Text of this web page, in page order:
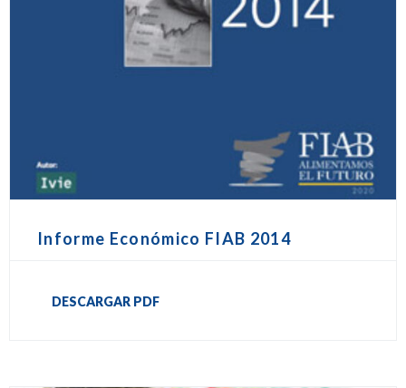
Informe Económico FIAB 2014
DESCARGAR PDF